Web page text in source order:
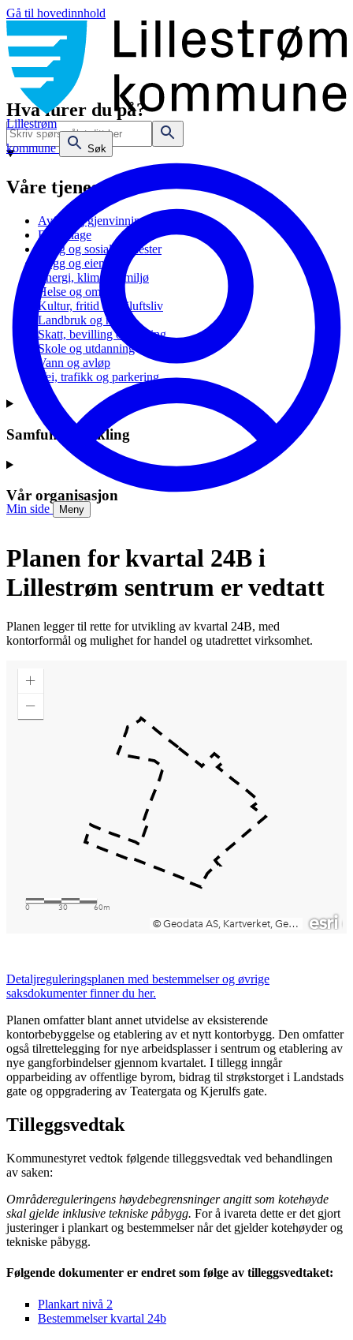
Gå til hovedinnhold
Lillestrøm
kommune
Søk
Min side Meny
Hva lurer du på?
Våre tjenester
Avfall og gjenvinning
Barnehage
Bolig og sosiale tjenester
Bygg og eiendom
Energi, klima og miljø
Helse og omsorg
Kultur, fritid og friluftsliv
Landbruk og natur
Skatt, bevilling og næring
Skole og utdanning
Vann og avløp
Vei, trafikk og parkering
Samfunnsutvikling
Vår organisasjon
Planen for kvartal 24B i
Lillestrøm sentrum er vedtatt
Planen legger til rette for utvikling av kvartal 24B, med
kontorformål og mulighet for handel og utadrettet virksomhet.
Detaljreguleringsplanen med bestemmelser og øvrige
saksdokumenter finner du her.
Planen omfatter blant annet utvidelse av eksisterende
kontorbebyggelse og etablering av et nytt kontorbygg. Den omfatter
også tilrettelegging for nye arbeidsplasser i sentrum og etablering av
nye gangforbindelser gjennom kvartalet. I tillegg inngår
opparbeiding av offentlige byrom, bidrag til strøkstorget i Landstads
gate og oppgradering av Teatergata og Kjerulfs gate.
Tilleggsvedtak
Kommunestyret vedtok følgende tilleggsvedtak ved behandlingen
av saken:
Områdereguleringens høydebegrensninger angitt som kotehøyde
skal gjelde inklusive tekniske påbygg. For å ivareta dette er det gjort
justeringer i plankart og bestemmelser når det gjelder kotehøyder og
tekniske påbygg.
Følgende dokumenter er endret som følge av tilleggsvedtaket:
Plankart nivå 2
Bestemmelser kvartal 24b